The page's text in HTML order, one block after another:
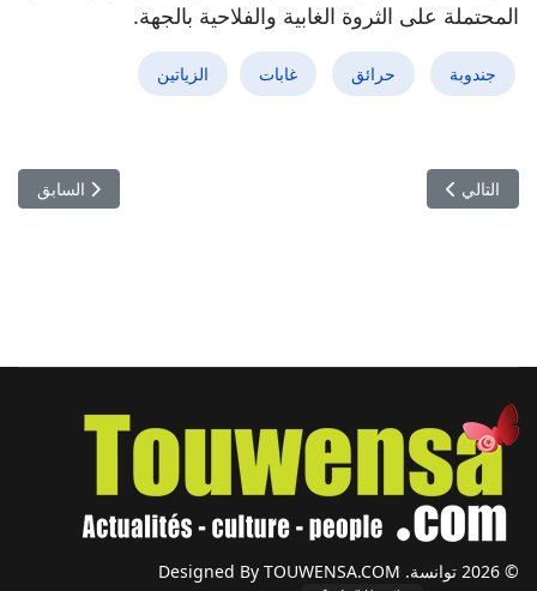
المحتملة على الثروة الغابية والفلاحية بالجهة.
جندوبة حرائق غابات الزياتين
المقال السابق:
السابق
المقال التالي: التربية تغلي: وقفة احتجاجية بساعتين داخل المدارس
التالي
© 2026 توانسة. Designed By TOUWENSA.COM